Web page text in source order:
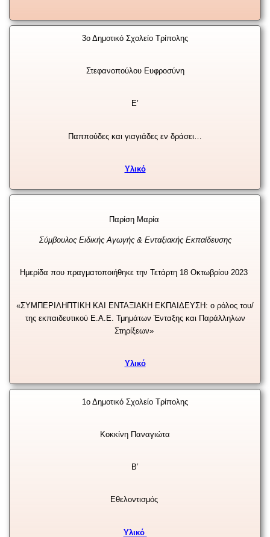
3ο Δημοτικό Σχολείο Τρίπολης
Στεφανοπούλου Ευφροσύνη
Ε’
Παππούδες και γιαγιάδες εν δράσει…
Υλικό
Παρίση Μαρία
Σύμβουλος Ειδικής Αγωγής & Ενταξιακής Εκπαίδευσης
Ημερίδα που πραγματοποιήθηκε την Τετάρτη 18 Οκτωβρίου 2023
«ΣΥΜΠΕΡΙΛΗΠΤΙΚΗ ΚΑΙ ΕΝΤΑΞΙΑΚΗ ΕΚΠΑΙΔΕΥΣΗ: ο ρόλος του/
της εκπαιδευτικού Ε.Α.Ε. Τμημάτων Ένταξης και Παράλληλων
Στηρίξεων»
Υλικό
1ο Δημοτικό Σχολείο Τρίπολης
Κοκκίνη Παναγιώτα
Β’
Εθελοντισμός
Υλικό